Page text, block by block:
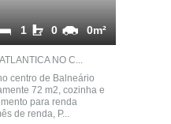
0m²
0
1
NO C...
centro de Balneário
72 m2, cozinha e
para renda
de renda, P...